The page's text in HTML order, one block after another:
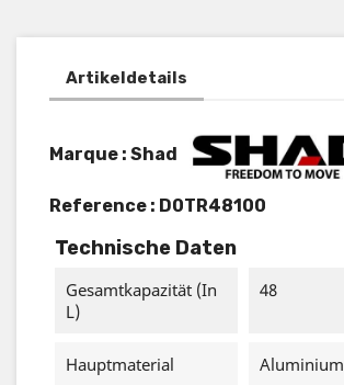
Artikeldetails
Marque : Shad
Reference : D0TR48100
Technische Daten
Gesamtkapazität (in
L)
48
Hauptmaterial Aluminium